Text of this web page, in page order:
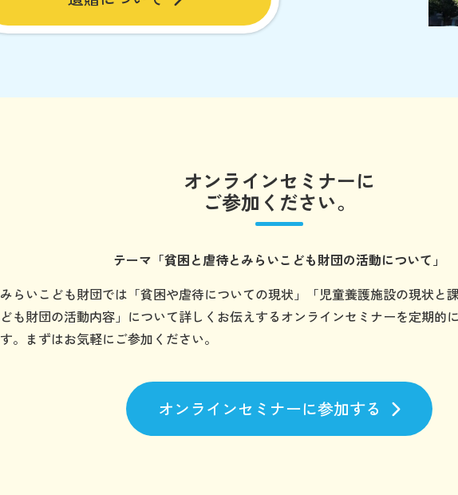
オンラインセミナーに
ご参加ください。
テーマ 「貧困と虐待とみらいこども財団の活動について」
みらいこども財団では「貧困や虐待についての現状」「児童養護施設の現状と
ども財団の活動内容」について詳しくお伝えするオンラインセミナーを定期的
す。まずはお気軽にご参加ください。
オンラインセミナーに参加する